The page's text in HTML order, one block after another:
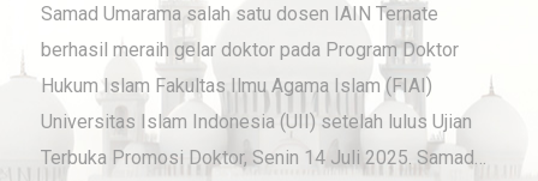
Samad Umarama salah satu dosen IAIN Ternate
berhasil meraih gelar doktor pada Program Doktor
Hukum Islam Fakultas Ilmu Agama Islam (FIAI)
Universitas Islam Indonesia (UII) setelah lulus Ujian
Terbuka Promosi Doktor, Senin 14 Juli 2025. Samad…